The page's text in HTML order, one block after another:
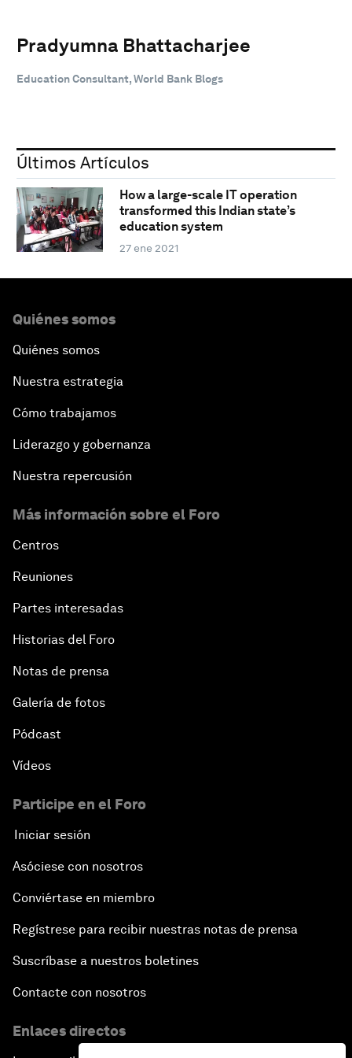
Pradyumna Bhattacharjee
Education Consultant, World Bank Blogs
Últimos Artículos
How a large-scale IT operation
transformed this Indian state’s
education system
27 ene 2021
Quiénes somos
Quiénes somos
Nuestra estrategia
Cómo trabajamos
Liderazgo y gobernanza
Nuestra repercusión
Más información sobre el Foro
Centros
Reuniones
Partes interesadas
Historias del Foro
Notas de prensa
Galería de fotos
Pódcast
Vídeos
Participe en el Foro
Iniciar sesión
Asóciese con nosotros
Conviértase en miembro
Regístrese para recibir nuestras notas de prensa
Suscríbase a nuestros boletines
Contacte con nosotros
Enlaces directos